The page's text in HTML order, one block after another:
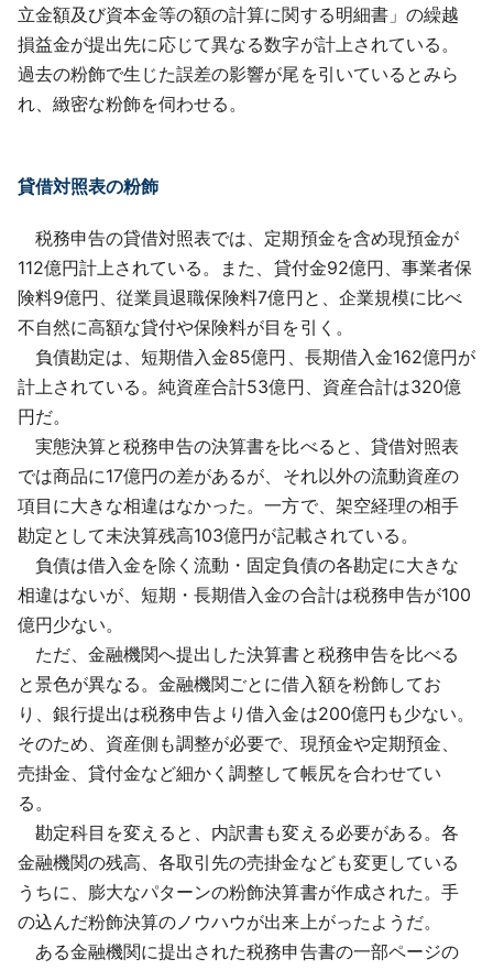
立金額及び資本金等の額の計算に関する明細書」の繰越
損益金が提出先に応じて異なる数字が計上されている。
過去の粉飾で生じた誤差の影響が尾を引いているとみら
れ、緻密な粉飾を伺わせる。
貸借対照表の粉飾
税務申告の貸借対照表では、定期預金を含め現預金が
112億円計上されている。また、貸付金92億円、事業者保
険料9億円、従業員退職保険料7億円と、企業規模に比べ
不自然に高額な貸付や保険料が目を引く。
負債勘定は、短期借入金85億円、長期借入金162億円が
計上されている。純資産合計53億円、資産合計は320億
円だ。
実態決算と税務申告の決算書を比べると、貸借対照表
では商品に17億円の差があるが、それ以外の流動資産の
項目に大きな相違はなかった。一方で、架空経理の相手
勘定として未決算残高103億円が記載されている。
負債は借入金を除く流動・固定負債の各勘定に大きな
相違はないが、短期・長期借入金の合計は税務申告が100
億円少ない。
ただ、金融機関へ提出した決算書と税務申告を比べる
と景色が異なる。金融機関ごとに借入額を粉飾してお
り、銀行提出は税務申告より借入金は200億円も少ない。
そのため、資産側も調整が必要で、現預金や定期預金、
売掛金、貸付金など細かく調整して帳尻を合わせてい
る。
勘定科目を変えると、内訳書も変える必要がある。各
金融機関の残高、各取引先の売掛金なども変更している
うちに、膨大なパターンの粉飾決算書が作成された。手
の込んだ粉飾決算のノウハウが出来上がったようだ。
ある金融機関に提出された税務申告書の一部ページの